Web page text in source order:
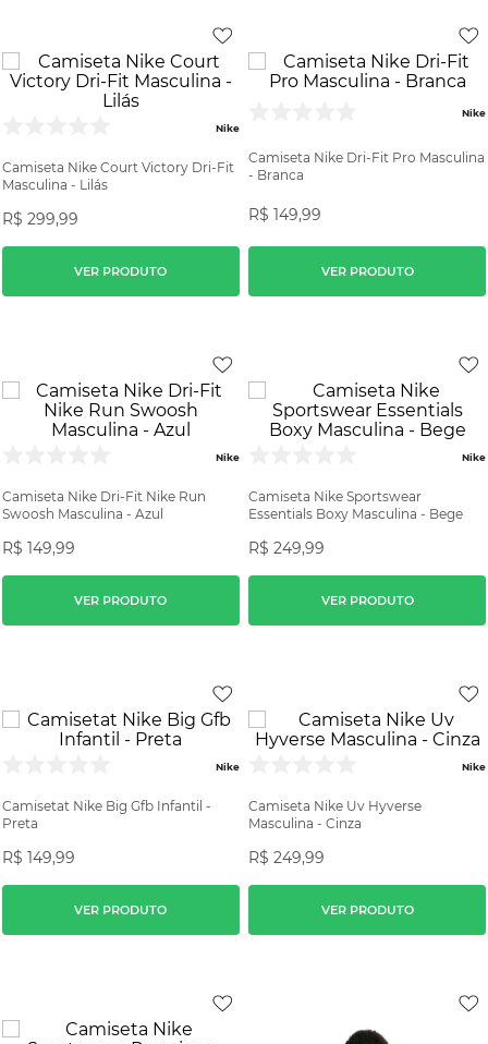
Nike
Camiseta Nike Court Victory Dri-Fit
Masculina - Lilás
R$ 299,99
VER PRODUTO
Nike
Camiseta Nike Dri-Fit Pro Masculina
- Branca
R$ 149,99
VER PRODUTO
Nike
Camiseta Nike Dri-Fit Nike Run
Swoosh Masculina - Azul
R$ 149,99
VER PRODUTO
Nike
Camiseta Nike Sportswear
Essentials Boxy Masculina - Bege
R$ 249,99
VER PRODUTO
Nike
Camisetat Nike Big Gfb Infantil -
Preta
R$ 149,99
VER PRODUTO
Nike
Camiseta Nike Uv Hyverse
Masculina - Cinza
R$ 249,99
VER PRODUTO